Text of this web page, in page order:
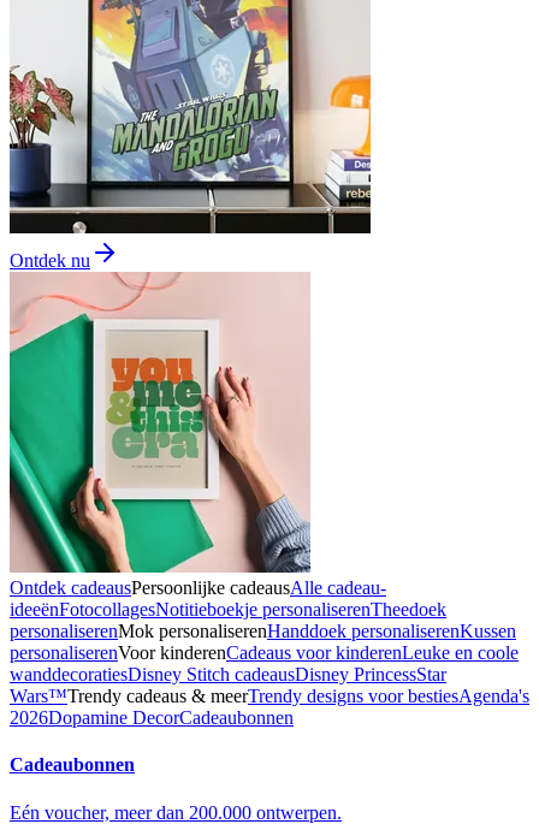
Ontdek nu
Ontdek cadeausPersoonlijke cadeausAlle cadeau-
ideeënFotocollagesNotitieboekje personaliserenTheedoek
personaliserenMok personaliserenHanddoek personaliserenKussen
personaliserenVoor kinderenCadeaus voor kinderenLeuke en coole
wanddecoratiesDisney Stitch cadeausDisney PrincessStar
Wars™Trendy cadeaus & meerTrendy designs voor bestiesAgenda's
2026Dopamine DecorCadeaubonnen
Cadeaubonnen
Eén voucher, meer dan 200.000 ontwerpen.